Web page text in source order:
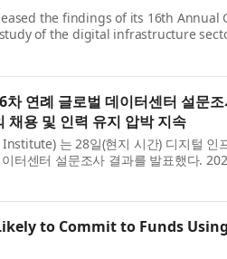
the findings of its 16th Annual
of the digital infrastructure
constraints, escalating outage e...
차 연례 글로벌 데이터센터 설문
채용 및 인력 유지 압박 지속
는 28일(현지 시간) 디지털 인
터센터 설문조사 결과를 발표했다.
항인 가운데 업계가 인력 제약과 증...
to Commit to Funds